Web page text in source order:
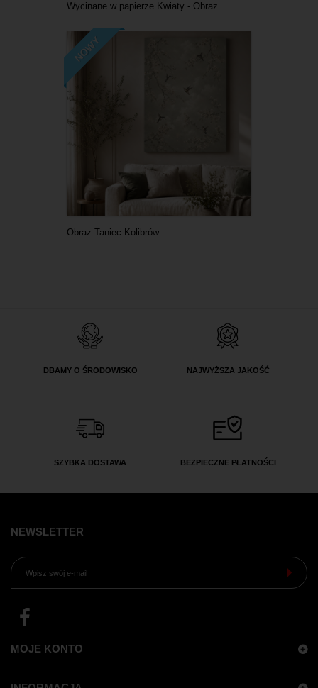
Wycinane w papierze Kwiaty - Obraz na ścianę
NOWY
Obraz Taniec Kolibrów
DBAMY O ŚRODOWISKO NAJWYŻSZA JAKOŚĆ
SZYBKA DOSTAWA BEZPIECZNE PŁATNOŚCI
NEWSLETTER
MOJE KONTO